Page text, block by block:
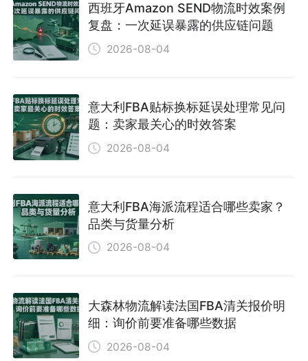
西班牙Amazon SEND物流时效案例
复盘：一次延误暴露的供应链问题
2026-08-04
意大利FBA贴标换标延误处理常见问
题：卖家最关心的时效答案
2026-08-04
意大利FBA海派流程适合哪些卖家？
品类与货量分析
2026-08-04
大森林物流解读法国FBA清关报价明
细：询价前要准备哪些数据
2026-08-04